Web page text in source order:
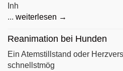
Inh
... weiterlesen →
Reanimation bei Hunden
Ein Atemstillstand oder
schnellstmög